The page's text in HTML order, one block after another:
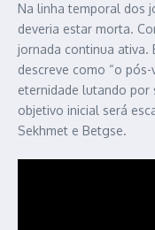
Na linha temporal dos
deveria estar morta.
jornada continua ativa.
descreve como “o
eternidade lutando por
objetivo inicial será
Sekhmet e Betgse.